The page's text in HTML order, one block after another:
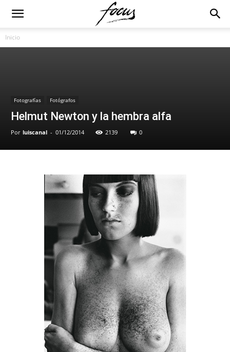
Inicio
Fotografías Fotógrafos
Helmut Newton y la hembra alfa
Por luiscanal - 01/12/2014 2139 0